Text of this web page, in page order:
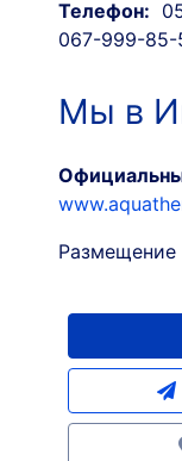
Телефон:
067-999-85-
Мы в
Размещение